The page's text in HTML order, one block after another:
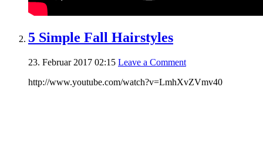
5 Simple Fall Hairstyles
23. Februar 2017 02:15 Leave a Comment
http://www.youtube.com/watch?v=LmhXvZVmv40